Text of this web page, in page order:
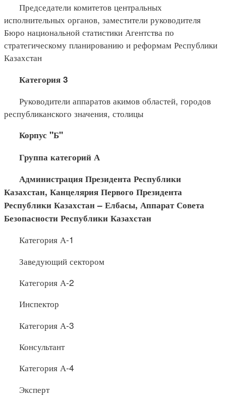
Председатели комитетов центральных
исполнительных органов, заместители руководителя
Бюро национальной статистики Агентства по
стратегическому планированию и реформам Республики
Казахстан
Категория 3
Руководители аппаратов акимов областей, городов
республиканского значения, столицы
Корпус "Б"
Группа категорий А
Администрация Президента Республики
Казахстан, Канцелярия Первого Президента
Республики Казахстан – Елбасы, Аппарат Совета
Безопасности Республики Казахстан
Категория А-1
Заведующий сектором
Категория А-2
Инспектор
Категория А-3
Консультант
Категория А-4
Эксперт